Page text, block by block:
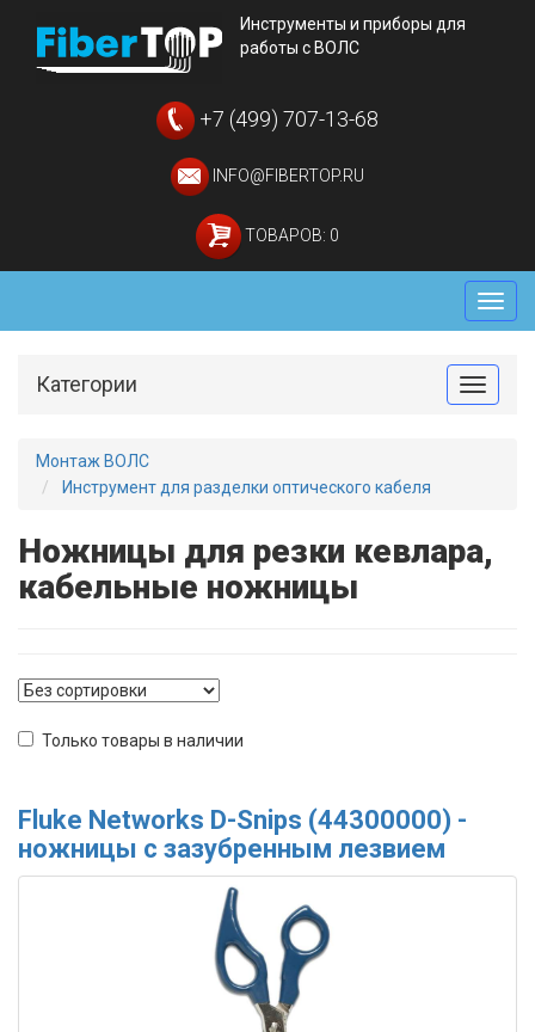
Инструменты и приборы для
работы с ВОЛС
+7 (499) 707-13-68
INFO@FIBERTOP.RU
ТОВАРОВ: 0
Меню
Toggle
Категории
Монтаж ВОЛС
Инструмент для разделки оптического кабеля
Ножницы для резки кевлара,
кабельные ножницы
Только товары в наличии
Fluke Networks D-Snips (44300000) -
ножницы с зазубренным лезвием